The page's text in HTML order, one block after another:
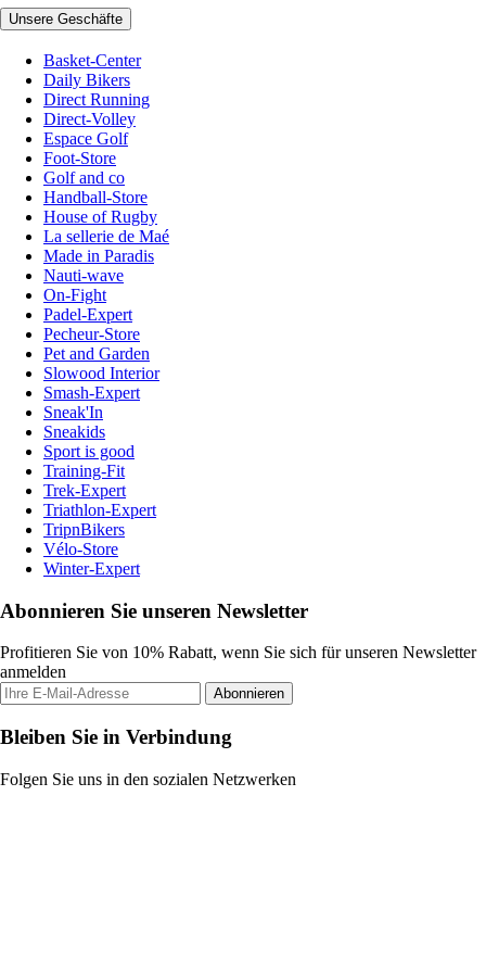
Unsere Geschäfte
Basket-Center
Daily Bikers
Direct Running
Direct-Volley
Espace Golf
Foot-Store
Golf and co
Handball-Store
House of Rugby
La sellerie de Maé
Made in Paradis
Nauti-wave
On-Fight
Padel-Expert
Pecheur-Store
Pet and Garden
Slowood Interior
Smash-Expert
Sneak'In
Sneakids
Sport is good
Training-Fit
Trek-Expert
Triathlon-Expert
TripnBikers
Vélo-Store
Winter-Expert
Abonnieren Sie unseren Newsletter
Profitieren Sie von 10% Rabatt, wenn Sie sich für unseren Newsletter
anmelden
Abonnieren
Bleiben Sie in Verbindung
Folgen Sie uns in den sozialen Netzwerken